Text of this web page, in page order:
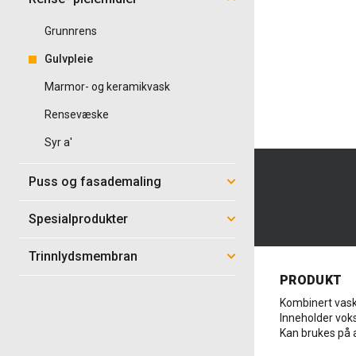
Grunnrens
Gulvpleie
Marmor- og keramikvask
Rensevæske
Syr a'
Puss og fasademaling
Spesialprodukter
Trinnlydsmembran
PRODUKT
Kombinert
Inneholder
Kan brukes på